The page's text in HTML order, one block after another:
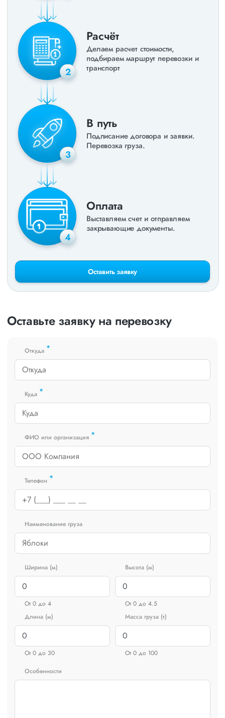
2
Расчёт
Делаем расчет стоимости,
подбираем маршрут перевозки и
транспорт
3
В путь
Подписание договора и заявки.
Перевозка груза.
4
Оплата
Выставляем счет и отправляем
закрывающие документы.
Оставить заявку
Оставьте заявку на перевозку
Откуда *
Куда *
ФИО или организация *
Телефон *
Наименование груза
Ширина (м)
От 0 до 4
Высота (м)
От 0 до 4.5
Длина (м)
От 0 до 30
Масса груза (т)
От 0 до 100
Особенности